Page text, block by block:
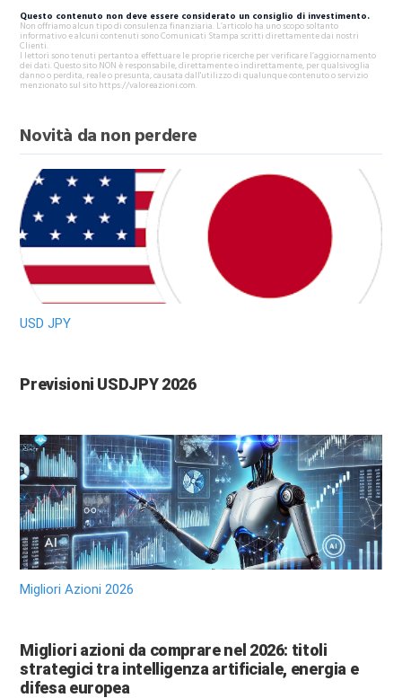
Questo contenuto non deve essere considerato un consiglio di investimento.
Non offriamo alcun tipo di consulenza finanziaria. L’articolo ha uno scopo soltanto
informativo e alcuni contenuti sono Comunicati Stampa scritti direttamente dai nostri
Clienti.
I lettori sono tenuti pertanto a effettuare le proprie ricerche per verificare l’aggiornamento
dei dati. Questo sito NON è responsabile, direttamente o indirettamente, per qualsivoglia
danno o perdita, reale o presunta, causata dall'utilizzo di qualunque contenuto o servizio
menzionato sul sito https://valoreazioni.com.
Novità da non perdere
USD JPY
Previsioni USDJPY 2026
Migliori Azioni 2026
Migliori azioni da comprare nel 2026: titoli
strategici tra intelligenza artificiale, energia e
difesa europea